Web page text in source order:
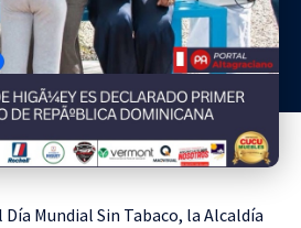
Mundial Sin Tabaco, la Alcaldía